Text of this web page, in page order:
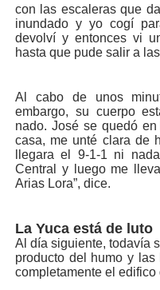
con las escale­ras que
inundado y yo cogí
devolví y en­tonces vi
hasta que pude salir a
Al cabo de unos
embargo, su cuerpo
nado. José se quedó
casa, me unté clara de
llegara el 9-1-1 ni
Central y luego me
Arias Lora”, dice.
La Yuca está de luto
Al día siguiente, toda­vía
producto del humo y
completa­mente el